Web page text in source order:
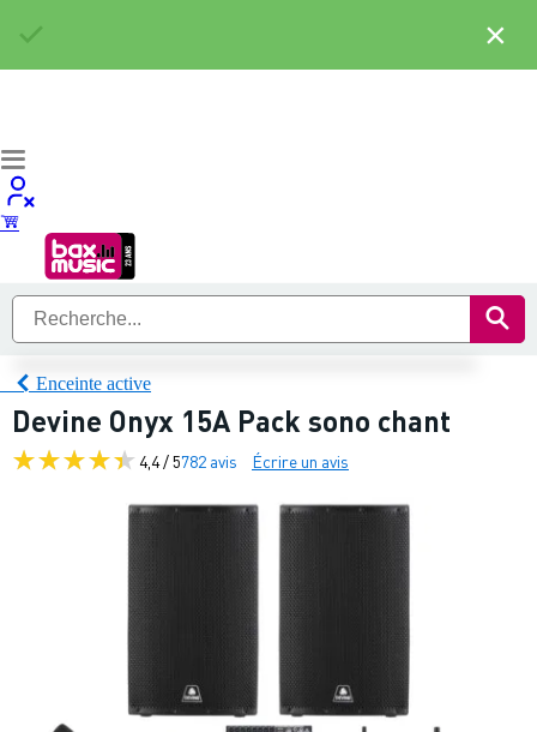
Enceinte active
Devine Onyx 15A Pack sono chant
4,4 / 5782 avis Écrire un avis
×